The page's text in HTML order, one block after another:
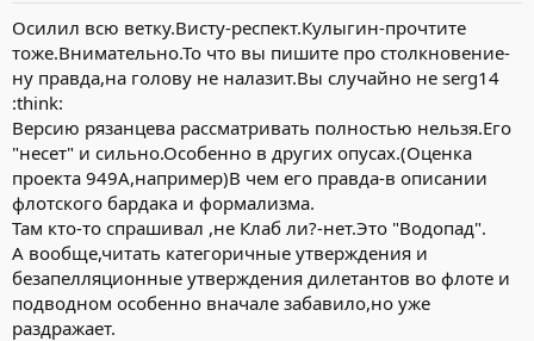
Осилил всю ветку.Висту-респект.Кулыгин-прочтите
тоже.Внимательно.То что вы пишите про столкновение-
ну правда,на голову не налазит.Вы случайно не serg14
:think:
Версию рязанцева рассматривать полностью нельзя.Его
"несет" и сильно.Особенно в других опусах.(Оценка
проекта 949А,например)В чем его правда-в описании
флотского бардака и формализма.
Там кто-то спрашивал ,не Клаб ли?-нет.Это "Водопад".
А вообще,читать категоричные утверждения и
безапелляционные утверждения дилетантов во флоте и
подводном особенно вначале забавило,но уже
раздражает.